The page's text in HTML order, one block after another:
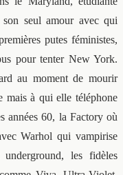
seul amour avec qui
putes féministes,
pour tenter New York.
au moment de mourir
mais à qui elle téléphone
années 60, la Factory où
Warhol qui vampirise
les fidèles